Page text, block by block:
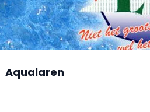
Aqualaren